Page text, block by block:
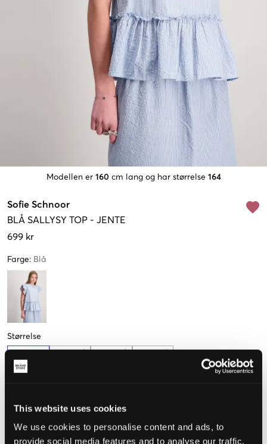
This website uses cookies
We use cookies to personalise content and ads, to
provide social media features and to analyse our traffic.
Modellen er 160 cm lang og har størrelse 164
Sofie Schnoor
BLÅ SALLYSY TOP - JENTE
699 kr
Farge: Blå
Størrelse
140 cm
Opplevd størrelse